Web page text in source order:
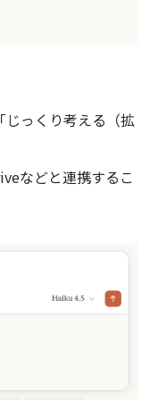
じっくり考える（拡
などと連携するこ